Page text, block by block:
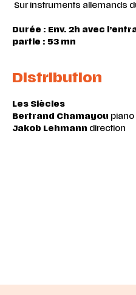
Sur instruments allemands
Durée : Env. 2h avec
partie : 53 mn
Distribution
Les Siècles
Bertrand Chamayou piano
Jakob Lehmann direction